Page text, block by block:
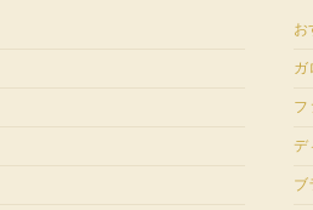
お
ガ
フ
デ
ブ